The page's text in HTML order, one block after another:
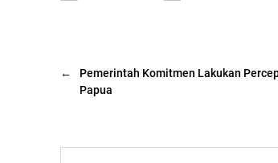
←
Pemerintah Komitmen Lakukan
Papua